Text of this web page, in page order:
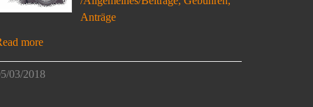
Anträge
more
03/2018